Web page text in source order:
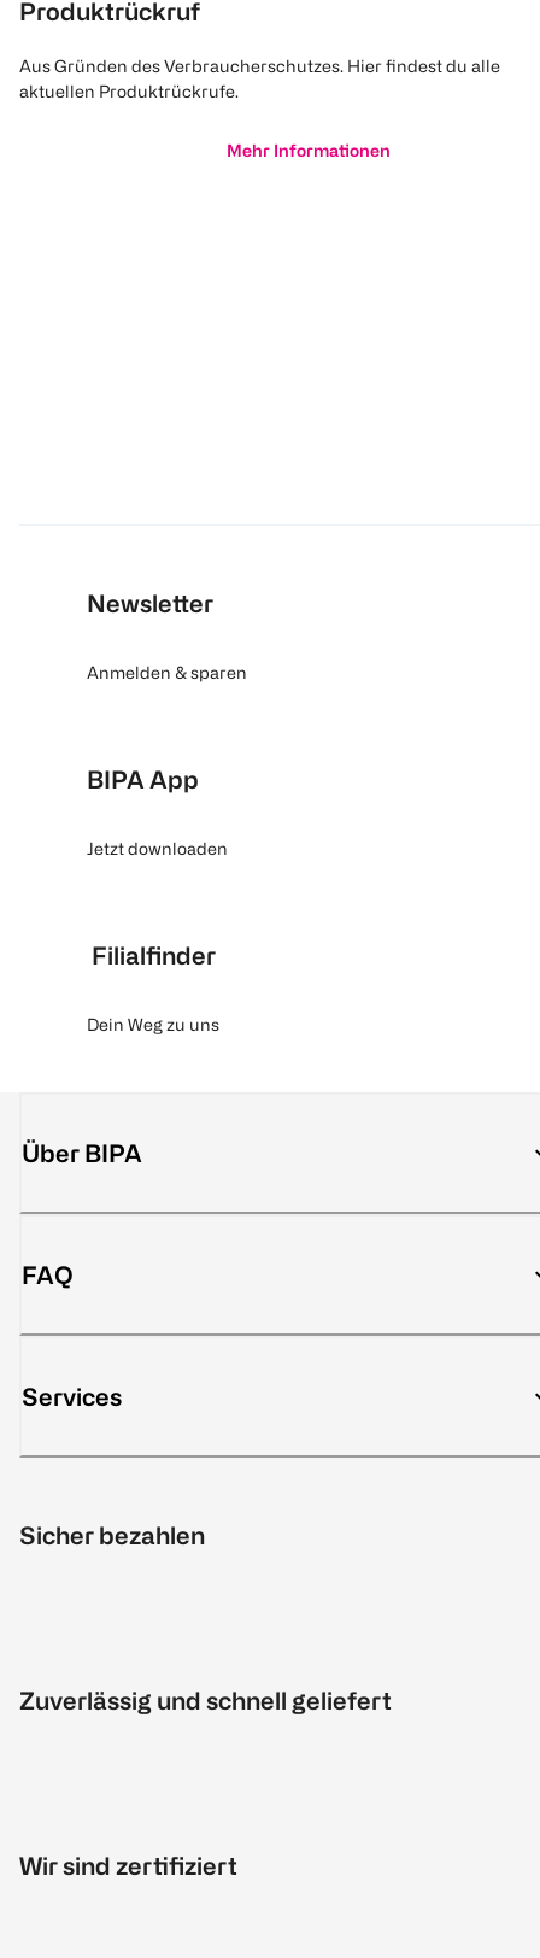
Produktrückruf
Aus Gründen des Verbraucherschutzes. Hier findest du alle
aktuellen Produktrückrufe.
Mehr Informationen
Newsletter
Anmelden & sparen
BIPA App
Jetzt downloaden
Filialfinder
Dein Weg zu uns
Über BIPA
FAQ
Services
Sicher bezahlen
Zuverlässig und schnell geliefert
Wir sind zertifiziert